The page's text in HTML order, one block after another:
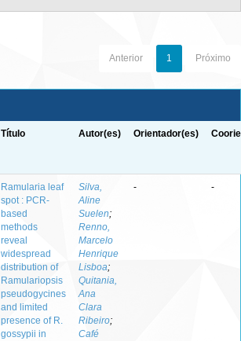
Anterior 1 Próximo
Título Autor(es) Orientador(es)
Ramularia leaf
spot : PCR-
based
methods
reveal
widespread
distribution of
Ramulariopsis
pseudogycines
and limited
presence of R.
gossypii in
Silva,
Aline
Suelen;
Renno,
Marcelo
Henrique
Lisboa;
Quitania,
Ana
Clara
Ribeiro;
Café
- -